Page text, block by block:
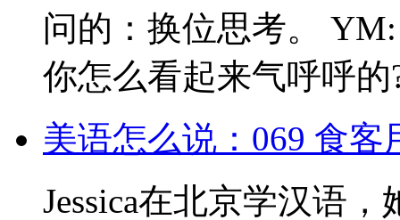
问的：换位思考。 YM:
你怎么看起来气呼呼的
美语怎么说：069 食客
Jessica在北京学汉语